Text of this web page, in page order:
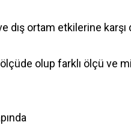
ortam etkilerine karşı
olup farklı ölçü ve